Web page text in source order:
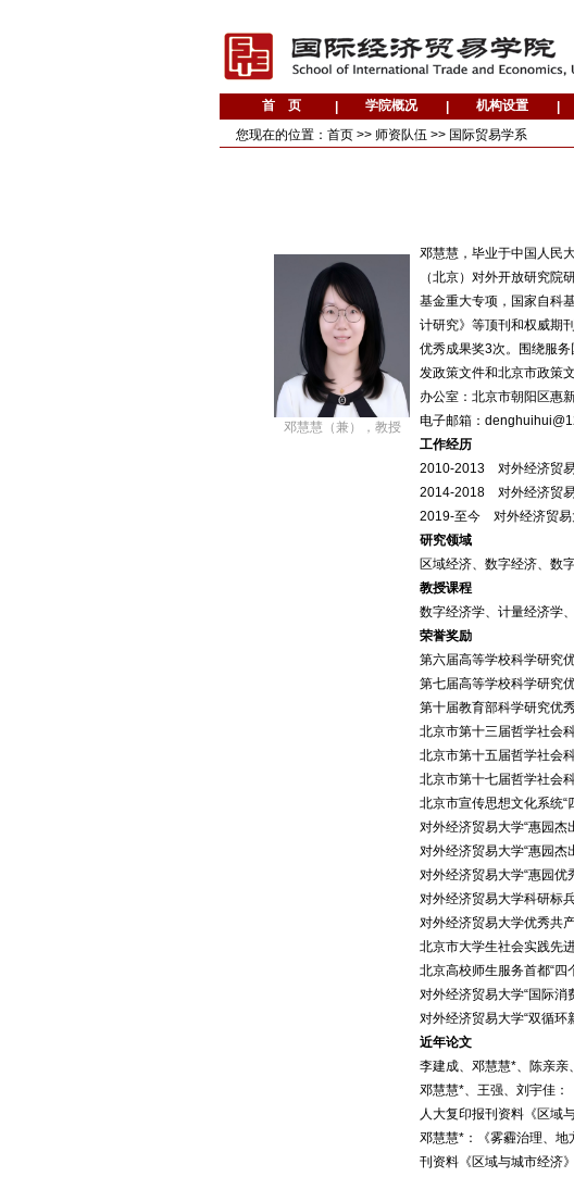
您现在的位置： 首页 >> 师资队伍 >> 国际贸易学系
邓慧慧（兼），教授
邓慧慧，毕业于中国人民
（北京）对外开放研究
基金重大专项，国家自科
计研究》等顶刊和权威期
优秀成果奖3次。围绕服
发政策文件和北京市政策
办公室：北京市朝阳区惠
电子邮箱：
工作经历
2010-2013 对外经济贸
2014-2018 对外经济贸
2019-至今 对外经济贸易
研究领域
区域经济、数字经济、数
教授课程
数字经济学、计量经济学
荣誉奖励
第六届高等学校科学研究
第七届高等学校科学研究
第十届教育部科学研究优
北京市第十三届哲学社会
北京市第十五届哲学社会
北京市第十七届哲学社会
北京市宣传思想文化系统“
对外经济贸易大学“惠园杰
对外经济贸易大学“惠园杰
对外经济贸易大学“惠园优
对外经济贸易大学科研标
对外经济贸易大学优秀共
北京市大学生社会实践先
北京高校师生服务首都“四
对外经济贸易大学“国际消
对外经济贸易大学“双循环
近年论文
李建成、邓慧慧*、陈亲亲
邓慧慧*、王强、刘宇佳：
人大复印报刊资料《区域
邓慧慧*：《雾霾治理、
刊资料《区域与城市经济